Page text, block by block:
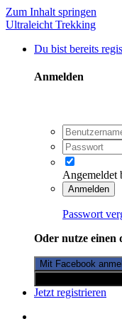
Zum Inhalt springen
Ultraleicht Trekking
Du bist bereits
Anmelden
Angemeldet
Anmelden
Passwort
Oder nutze einen
Mit Facebook
Jetzt registrieren